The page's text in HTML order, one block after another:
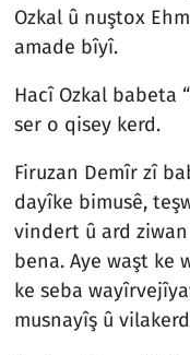
Ozkal û nuştox
amade bîyî.
Hacî Ozkal babeta
ser o qisey kerd.
Firuzan Demîr zî
dayîke bimusê,
vindert û ard
bena. Aye waşt ke
ke seba
musnayîş û